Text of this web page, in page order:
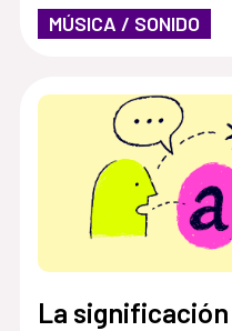
MÚSICA / SONIDO
La